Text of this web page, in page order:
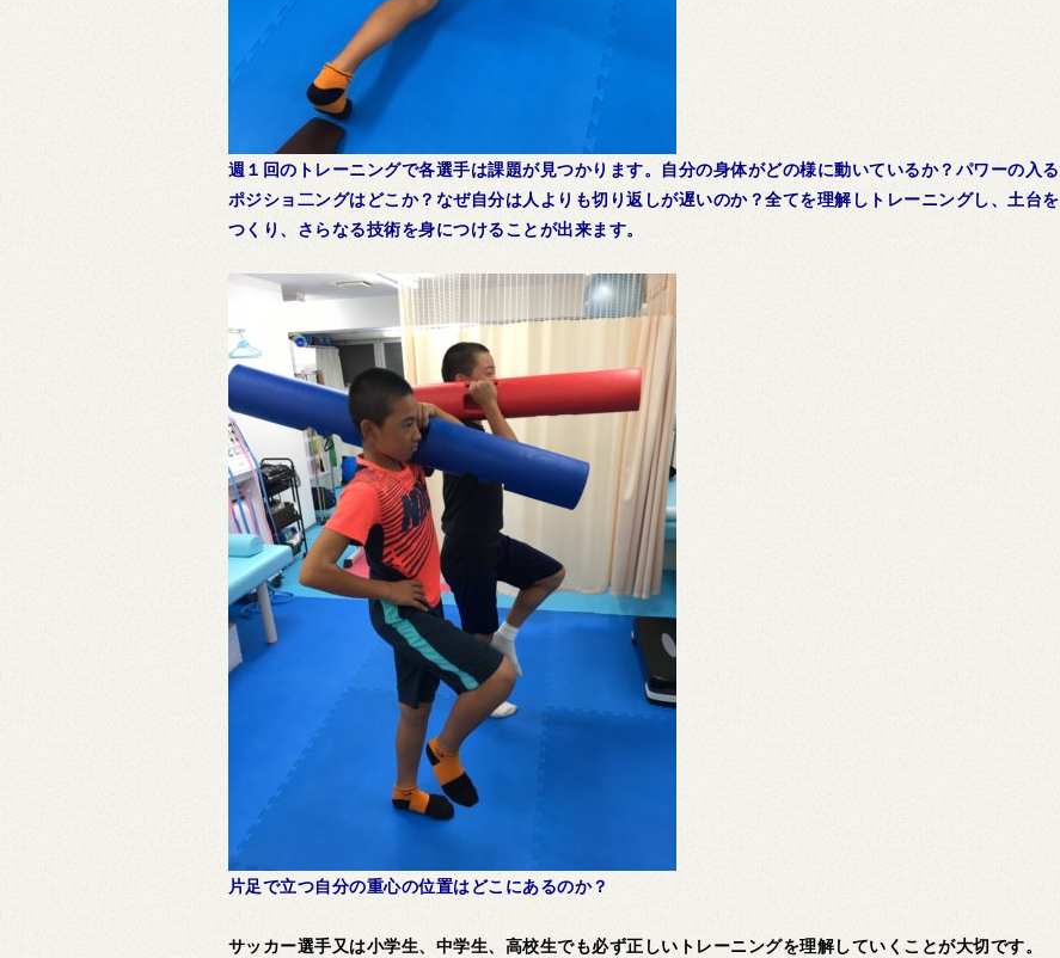
週１回のトレーニングで各選手は課題が見つかります。自分の身体がどの様に動いているか？パワーの入る
ポジショ二ングはどこか？なぜ自分は人よりも切り返しが遅いのか？全てを理解しトレーニングし、土台を
つくり、さらなる技術を身につけることが出来ます。
片足で立つ自分の重心の位置はどこにあるのか？
サッカー選手又は小学生、中学生、高校生でも必ず正しいトレーニングを理解していくことが大切です。